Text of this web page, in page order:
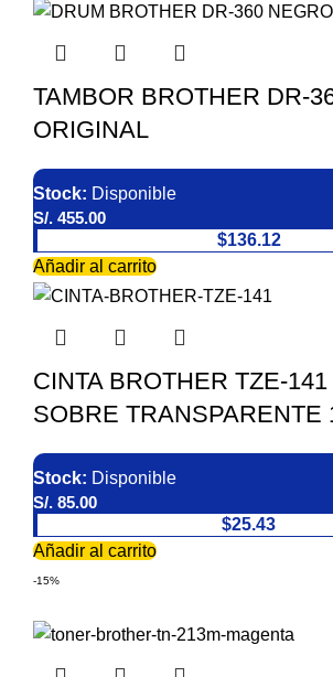
TAMBOR BROTHER DR-
ORIGINAL
Stock: Disponible
S/. 455.00
$136.12
Añadir al carrito
CINTA BROTHER TZE-
SOBRE TRANSPARENTE
Stock: Disponible
S/. 85.00
$25.43
Añadir al carrito
-15%